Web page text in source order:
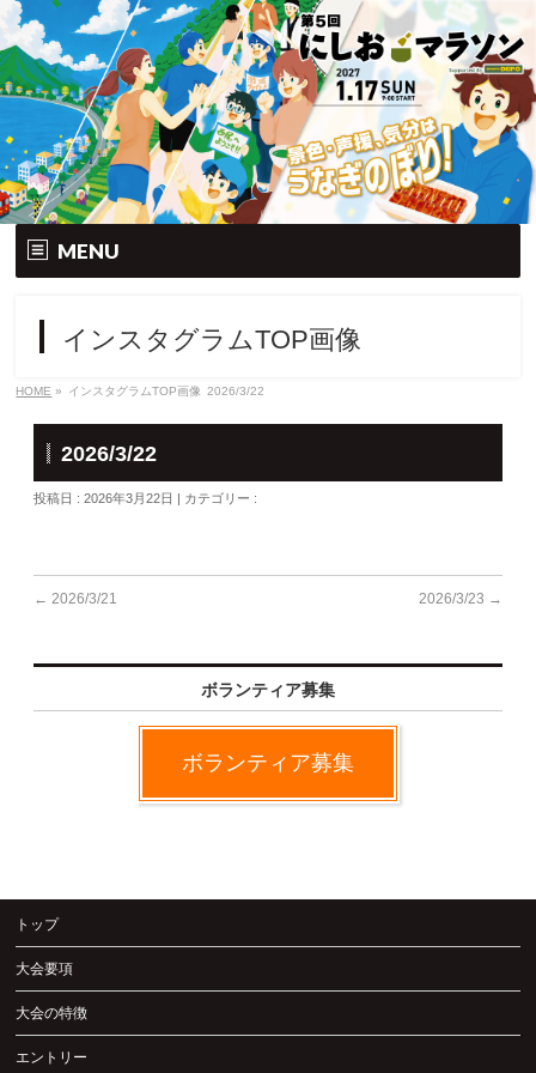
MENU
Q&A | お問い合わせ
インスタグラムTOP画像
HOME » インスタグラムTOP画像 2026/3/22
2026/3/22
投稿日 : 2026年3月22日 | カテゴリー :
← 2026/3/21 2026/3/23 →
ボランティア募集
ボランティア募集
トップ
大会要項
大会の特徴
エントリー